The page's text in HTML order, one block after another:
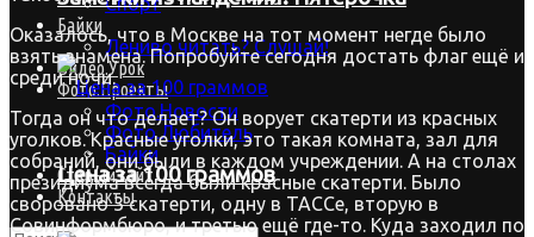
Байки
Лениво читать? Слушай!
Видео.Урок
Фото.Проекты
Фото.Новости
Фото.Любитель
Байки
Старый сайт
Контакты
Цена за 100 граммов
Оказалось, что в Москве на тот момент негде было
взять знамена. Попробуйте сегодня достать флаг ещё и
среди ночи.
Тогда он что делает? Он ворует скатерти из красных
уголков. Красные уголки, это такая комната, зал для
собраний, они были в каждом учреждении. А на столах
президиума всегда были красные скатерти. Было
своровано 3 скатерти, одну в ТАССе, вторую в
Совинформбюро, и третью ещё где-то. Куда заходил по